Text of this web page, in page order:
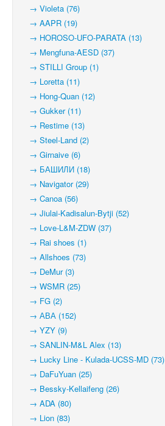
→ Violeta (76)
→ AAPR (19)
→ HOROSO-UFO-PARATA (13)
→ Mengfuna-AESD (37)
→ STILLI Group (1)
→ Loretta (11)
→ Hong-Quan (12)
→ Gukker (11)
→ Restime (13)
→ Steel-Land (2)
→ Girnaive (6)
→ БАШИЛИ (18)
→ Navigator (29)
→ Canoa (56)
→ Jiulai-Kadisalun-Bytji (52)
→ Love-L&M-ZDW (37)
→ Rai shoes (1)
→ Allshoes (73)
→ DeMur (3)
→ WSMR (25)
→ FG (2)
→ АВА (152)
→ YZY (9)
→ SANLIN-M&L Alex (13)
→ Lucky Line - Kulada-UCSS-MD (73)
→ DaFuYuan (25)
→ Bessky-Kellaifeng (26)
→ ADA (80)
→ Lion (83)